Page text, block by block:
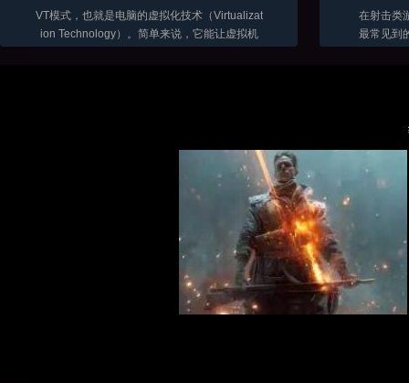
VT模式，也就是电脑的虚拟化技术（Virtualizat
ion Technology）。简单来说，它能让虚拟机
在射击类
最常见到